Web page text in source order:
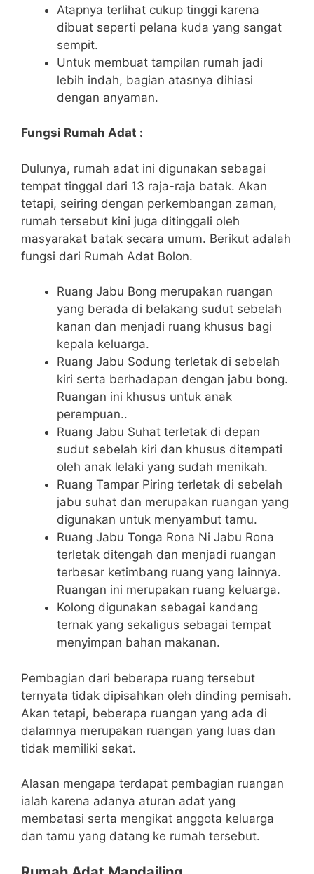
Atapnya terlihat cukup tinggi karena
dibuat seperti pelana kuda yang sangat
sempit.
Untuk membuat tampilan rumah jadi
lebih indah, bagian atasnya dihiasi
dengan anyaman.
Fungsi Rumah Adat :
Dulunya, rumah adat ini digunakan sebagai
tempat tinggal dari 13 raja-raja batak. Akan
tetapi, seiring dengan perkembangan zaman,
rumah tersebut kini juga ditinggali oleh
masyarakat batak secara umum. Berikut adalah
fungsi dari Rumah Adat Bolon.
Ruang Jabu Bong merupakan ruangan
yang berada di belakang sudut sebelah
kanan dan menjadi ruang khusus bagi
kepala keluarga.
Ruang Jabu Sodung terletak di sebelah
kiri serta berhadapan dengan jabu bong.
Ruangan ini khusus untuk anak
perempuan..
Ruang Jabu Suhat terletak di depan
sudut sebelah kiri dan khusus ditempati
oleh anak lelaki yang sudah menikah.
Ruang Tampar Piring terletak di sebelah
jabu suhat dan merupakan ruangan yang
digunakan untuk menyambut tamu.
Ruang Jabu Tonga Rona Ni Jabu Rona
terletak ditengah dan menjadi ruangan
terbesar ketimbang ruang yang lainnya.
Ruangan ini merupakan ruang keluarga.
Kolong digunakan sebagai kandang
ternak yang sekaligus sebagai tempat
menyimpan bahan makanan.
Pembagian dari beberapa ruang tersebut
ternyata tidak dipisahkan oleh dinding pemisah.
Akan tetapi, beberapa ruangan yang ada di
dalamnya merupakan ruangan yang luas dan
tidak memiliki sekat.
Alasan mengapa terdapat pembagian ruangan
ialah karena adanya aturan adat yang
membatasi serta mengikat anggota keluarga
dan tamu yang datang ke rumah tersebut.